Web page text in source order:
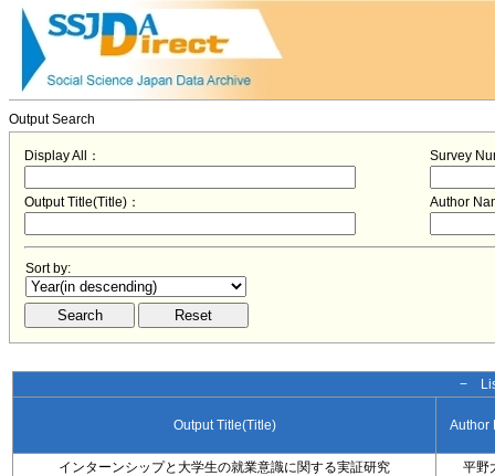
Output Search
Display All： Survey
Output Title(Title)： Author
Sort by:
−
Output Title(Title) Author
インターンシップと大学生の就業意識に関する実証研究 平野